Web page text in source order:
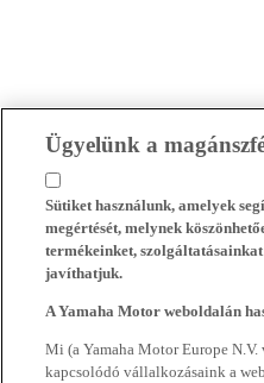
Ügyelünk a
Sütiket használunk, amelyek
megértését, melynek
termékeinket,
javíthatjuk.
A Yamaha Motor weboldalán
Mi (a Yamaha Motor Europe
kapcsolódó vállalkozásaink a